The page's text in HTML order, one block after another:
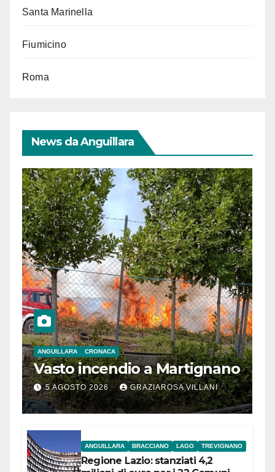
Santa Marinella
Fiumicino
Roma
News da Anguillara
ANGUILLARA CRONACA
Vasto incendio a Martignano
5 AGOSTO 2026 GRAZIAROSA VILLANI
ANGUILLARA BRACCIANO LAGO TREVIGNANO
Regione Lazio: stanziati 4,2